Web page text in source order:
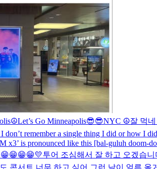
Let’s Go Minneapolis😎😎NYC ☮️잘 먹
remember a single thing I did or how I
x3’ is pronounced like this [bal-guluh doom-
😁😁😁😁💛투어 조심해서 잘 하고 오겠습
콘서트 너무 하고 싶어 그런 날이 얼른